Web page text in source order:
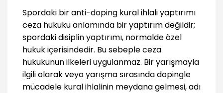
Spordaki bir anti-doping kural ihlali yaptırımı
ceza hukuku anlamında bir yaptırım değildir;
spordaki disiplin yaptırımı, normalde özel
hukuk içerisindedir. Bu sebeple ceza
hukukunun ilkeleri uygulanmaz. Bir yarışmayla
ilgili olarak veya yarışma sırasında dopingle
mücadele kural ihlalinin meydana gelmesi, adı